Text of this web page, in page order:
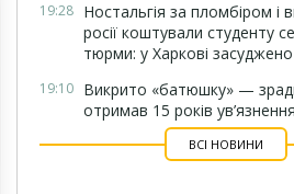
19:28 Ностальгія за пломбіром і
росії коштували студенту
тюрми: у Харкові
19:10 Викрито «батюшку» —
отримав 15 років ув’язнення
ВСІ НОВИНИ